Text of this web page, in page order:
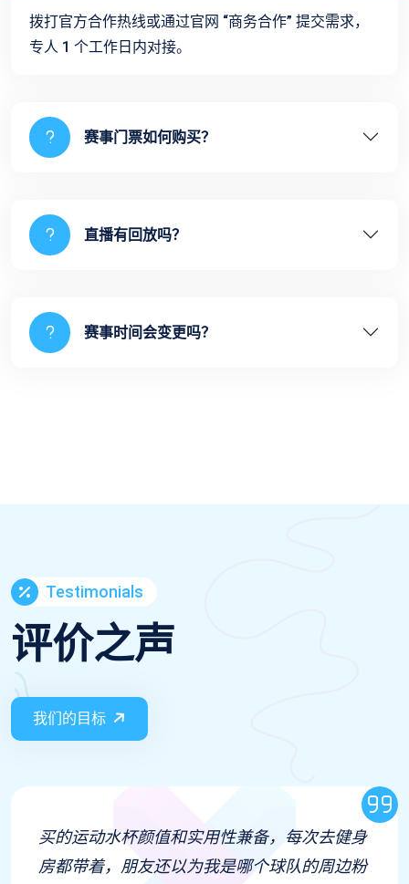
拨打官方合作热线或通过官网 “商务合作” 提交需求，
专人 1 个工作日内对接。
赛事门票如何购买？
直播有回放吗？
赛事时间会变更吗？
Testimonials
评价之声
我们的目标
体育直播的多语言解说选项太贴心了！既能听
母语解说，也能切到英文听现场原声，满足不